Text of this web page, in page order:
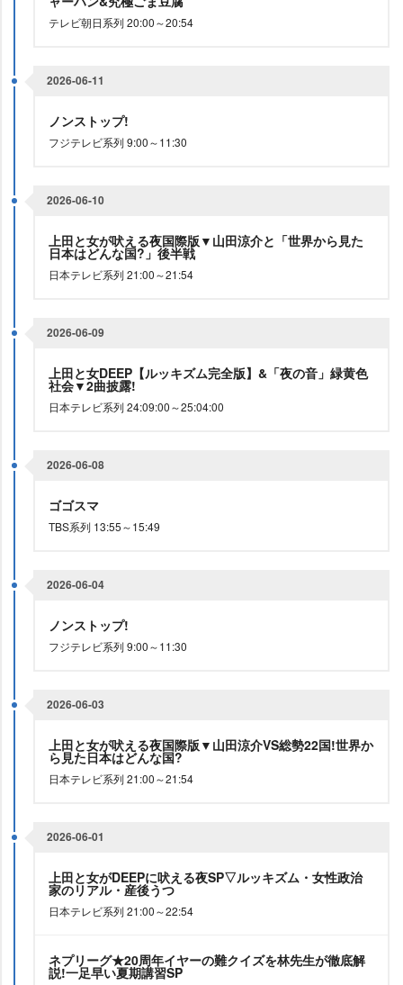
テレビ朝日系列 20:00～20:54
2026-06-11
ノンストップ!
フジテレビ系列 9:00～11:30
2026-06-10
上田と女が吠える夜国際版▼山田涼介と「世界から見た
日本はどんな国?」後半戦
日本テレビ系列 21:00～21:54
2026-06-09
上田と女DEEP【ルッキズム完全版】&「夜の音」緑黄色
社会▼2曲披露!
日本テレビ系列 24:09:00～25:04:00
2026-06-08
ゴゴスマ
TBS系列 13:55～15:49
2026-06-04
ノンストップ!
フジテレビ系列 9:00～11:30
2026-06-03
上田と女が吠える夜国際版▼山田涼介VS総勢22国!世界か
ら見た日本はどんな国?
日本テレビ系列 21:00～21:54
2026-06-01
上田と女がDEEPに吠える夜SP▽ルッキズム・女性政治
家のリアル・産後うつ
日本テレビ系列 21:00～22:54
ネプリーグ★20周年イヤーの難クイズを林先生が徹底解
説!一足早い夏期講習SP